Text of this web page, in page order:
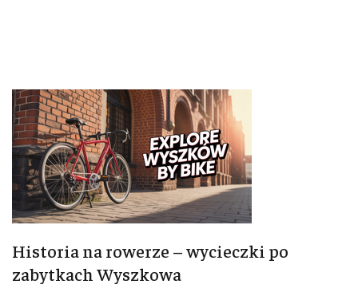
Historia na rowerze – wycieczki po
zabytkach Wyszkowa